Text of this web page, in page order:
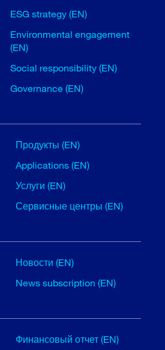
ESG strategy (EN)
Environmental engagement
(EN)
Social responsibility (EN)
Governance (EN)
Продукты (EN)
Applications (EN)
Услуги (EN)
Сервисные центры (EN)
Новости (EN)
News subscription (EN)
Финансовый отчет (EN)